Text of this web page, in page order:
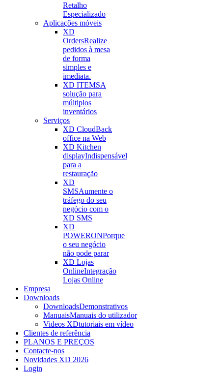
Retalho
Especializado
Aplicações móveis
XD
OrdersRealize
pedidos à mesa
de forma
simples e
imediata.
XD ITEMSA
solução para
múltiplos
inventários
Serviços
XD CloudBack
office na Web
XD Kitchen
displayIndispensável
para a
restauração
XD
SMSAumente o
tráfego do seu
negócio com o
XD SMS
XD
POWERONPorque
o seu negócio
não pode parar
XD Lojas
OnlineIntegração
Lojas Online
Empresa
Downloads
DownloadsDemonstrativos
ManuaisManuais do utilizador
Videos XDtutoriais em vídeo
Clientes de referência
PLANOS E PREÇOS
Contacte-nos
Novidades XD 2026
Login